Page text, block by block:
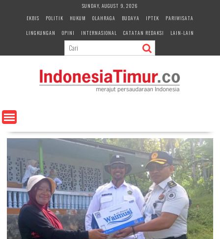
e
n
SUNDAY, AUGUST 9, 2026
EKBIS
POLITIK HUKUM OLAHRAGA BUDAYA IPTEK
PARIWISATA
LINGKUNGAN
OPINI INTERNASIONAL CATATAN REDAKSI LAIN-LAIN